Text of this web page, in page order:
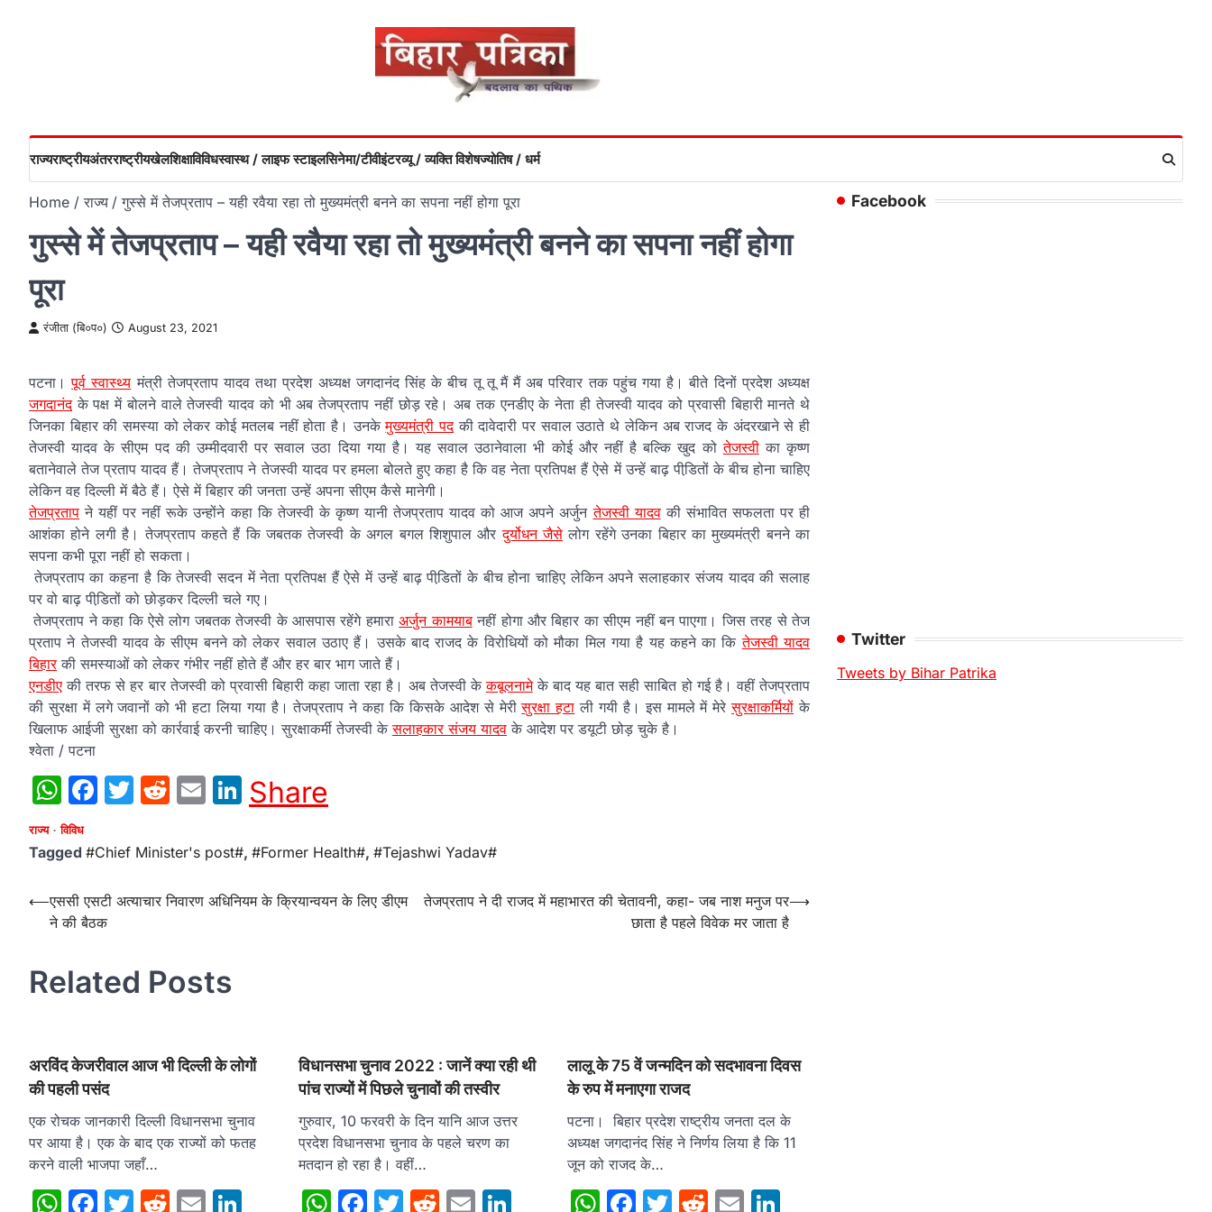
राज्यराष्ट्रीयअंतरराष्ट्रीयखेलशिक्षाविविधस्वास्थ / लाइफ स्टाइलसिनेमा/टीवीइंटरव्यू / व्यक्ति विशेषज्योतिष / धर्म
Home राज्य गुस्से में तेजप्रताप – यही रवैया रहा तो मुख्यमंत्री बनने का सपना नहीं होगा पूरा
गुस्से में तेजप्रताप – यही रवैया रहा तो मुख्यमंत्री बनने का सपना नहीं होगा
पूरा
रंजीता (बि०प०) August 23, 2021
पटना।पूर्व स्वास्थ्य मंत्री तेजप्रताप यादव तथा प्रदेश अध्यक्ष जगदानंद सिंह के बीच तू तू मैं मैं अब परिवार तक पहुंच गया है। बीते दिनों प्रदेश अध्यक्ष
जगदानंदके पक्ष में बोलने वाले तेजस्वी यादव को भी अब तेजप्रताप नहीं छोड़ रहे। अब तक एनडीए के नेता ही तेजस्वी यादव को प्रवासी बिहारी मानते थे
जिनका बिहार की समस्या को लेकर कोई मतलब नहीं होता है। उनकेमुख्यमंत्री पदकी दावेदारी पर सवाल उठाते थे लेकिन अब राजद के अंदरखाने से ही
तेजस्वी यादव के सीएम पद की उम्मीदवारी पर सवाल उठा दिया गया है। यह सवाल उठानेवाला भी कोई और नहीं है बल्कि खुद कोतेजस्वीका कृष्ण
बतानेवाले तेज प्रताप यादव हैं। तेजप्रताप ने तेजस्वी यादव पर हमला बोलते हुए कहा है कि वह नेता प्रतिपक्ष हैं ऐसे में उन्हें बाढ़ पीडि़तों के बीच होना चाहिए
लेकिन वह दिल्ली में बैठे हैं। ऐसे में बिहार की जनता उन्हें अपना सीएम कैसे मानेगी।
तेजप्रताप ने यहीं पर नहीं रूके उन्होंने कहा कि तेजस्वी के कृष्ण यानी तेजप्रताप यादव को आज अपने अर्जुनतेजस्वी यादवकी संभावित सफलता पर ही
आशंका होने लगी है। तेजप्रताप कहते हैं कि जबतक तेजस्वी के अगल बगल शिशुपाल औरदुर्योधन जैसे लोग रहेंगे उनका बिहार का मुख्यमंत्री बनने का
सपना कभी पूरा नहीं हो सकता।
तेजप्रताप का कहना है कि तेजस्वी सदन में नेता प्रतिपक्ष हैं ऐसे में उन्हें बाढ़ पीडि़तों के बीच होना चाहिए लेकिन अपने सलाहकार संजय यादव की सलाह
पर वो बाढ़ पीडि़तों को छोड़कर दिल्ली चले गए।
तेजप्रताप ने कहा कि ऐसे लोग जबतक तेजस्वी के आसपास रहेंगे हमाराअर्जुन कामयाबनहीं होगा और बिहार का सीएम नहीं बन पाएगा। जिस तरह से तेज
प्रताप ने तेजस्वी यादव के सीएम बनने को लेकर सवाल उठाए हैं। उसके बाद राजद के विरोधियों को मौका मिल गया है यह कहने का कितेजस्वी यादव
बिहारकी समस्याओं को लेकर गंभीर नहीं होते हैं और हर बार भाग जाते हैं।
एनडीए की तरफ से हर बार तेजस्वी को प्रवासी बिहारी कहा जाता रहा है। अब तेजस्वी केकबूलनामेके बाद यह बात सही साबित हो गई है। वहीं तेजप्रताप
की सुरक्षा में लगे जवानों को भी हटा लिया गया है। तेजप्रताप ने कहा कि किसके आदेश से मेरीसुरक्षा हटा ली गयी है। इस मामले में मेरेसुरक्षाकर्मियों के
खिलाफ आईजी सुरक्षा को कार्रवाई करनी चाहिए। सुरक्षाकर्मी तेजस्वी केसलाहकार संजय यादव के आदेश पर डयूटी छोड़ चुके है।
श्वेता / पटना
WhatsApp
Facebook
Twitter
Reddit
EmailLinkedIn
Share
राज्य विविध
Tagged #Chief Minister's post#, #Former Health#, #Tejashwi Yadav#
Post
navigation
⟵एससी एसटी अत्याचार निवारण अधिनियम के क्रियान्वयन के लिए डीएम
ने की बैठक
तेजप्रताप ने दी राजद में महाभारत की चेतावनी, कहा- जब नाश मनुज पर
छाता है पहले विवेक मर जाता है
⟶
Related Posts
अरविंद केजरीवाल आज भी दिल्ली के लोगों
की पहली पसंद
एक रोचक जानकारी दिल्ली विधानसभा चुनाव
पर आया है। एक के बाद एक राज्यों को फतह
करने वाली भाजपा जहाँ…
WhatsApp
Facebook
Twitter
Reddit
EmailLinkedIn
विधानसभा चुनाव 2022 : जानें क्या रही थी
पांच राज्यों में पिछले चुनावों की तस्वीर
गुरुवार, 10 फरवरी के दिन यानि आज उत्तर
प्रदेश विधानसभा चुनाव के पहले चरण का
मतदान हो रहा है। वहीं…
WhatsApp
Facebook
Twitter
Reddit
EmailLinkedIn
लालू के 75 वें जन्मदिन को सदभावना दिवस
के रुप में मनाएगा राजद
पटना। बिहार प्रदेश राष्ट्रीय जनता दल के
अध्यक्ष जगदानंद सिंह ने निर्णय लिया है कि 11
जून को राजद के…
WhatsApp
Facebook
Twitter
Reddit
Email
Facebook
Twitter
Tweets by Bihar Patrika